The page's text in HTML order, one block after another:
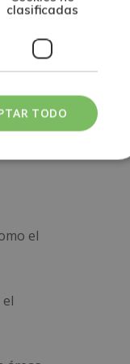
para
el
clasificadas
TODO